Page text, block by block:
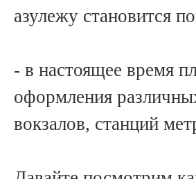
азулежу становится
- в настоящее время
оформления
вокзалов, станций